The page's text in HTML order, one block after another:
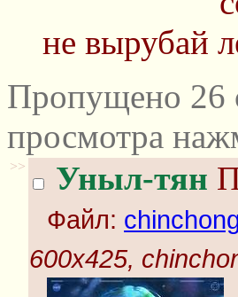
не вырубай
Пропущено 26
просмотра
>> Уныл-тян
Файл:
600x425,